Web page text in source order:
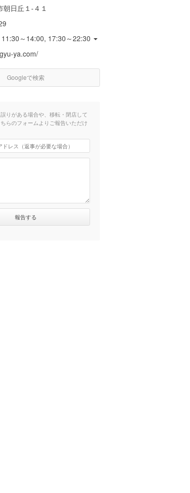
朝日丘１-４１
11:30～14:00, 17:30～22:30
ya.com/
Googleで検索
りがある場合や、移転・閉店して
らのフォームよりご報告いただけ